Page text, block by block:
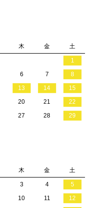
木 金 土
1
6 7
8
13 14
15
20 21
22
27 28
29
木 金 土
3 4
5
10 11
12